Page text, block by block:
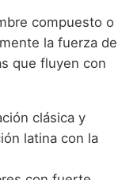
compuesto o
la fuerza de
que fluyen con
clásica y
latina con la